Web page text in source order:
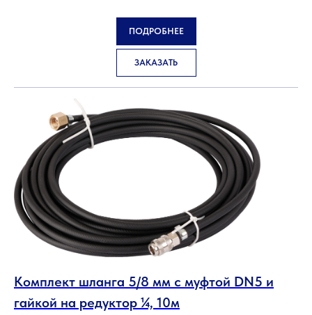
ПОДРОБНЕЕ
ЗАКАЗАТЬ
Комплект шланга 5/8 мм с муфтой DN5 и
гайкой на редуктор ¼, 10м